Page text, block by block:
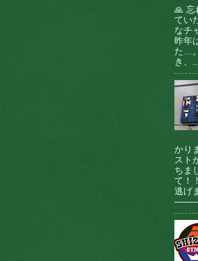
🙏 忘
てい
なチ
昨年
た…
き、
かり
スト
ちま
て！
逃げ